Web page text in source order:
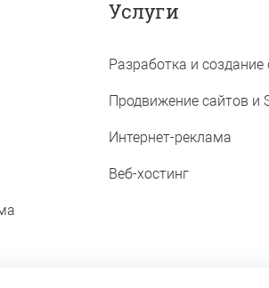
Услуги
Разработка и создание
Продвижение сайтов и
Интернет-реклама
Веб-хостинг